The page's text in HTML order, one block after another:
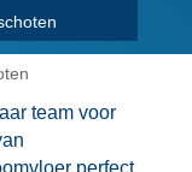
team voor
perfect